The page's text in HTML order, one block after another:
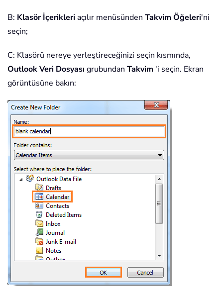
B: Klasör İçerikleri açılır menüsünden Takvim Öğeleri'ni
seçin;
C: Klasörü nereye yerleştireceğinizi seçin kısmında,
Outlook Veri Dosyası grubundan Takvim 'i seçin. Ekran
görüntüsüne bakın: